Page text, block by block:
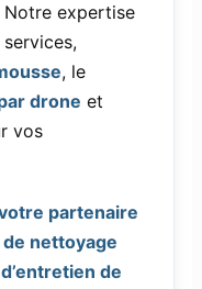
Notre expertise
, le
drone et
vos
partenaire
nettoyage
de